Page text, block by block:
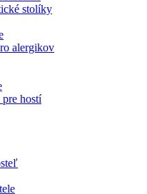
stolíky
alergikov
pre hostí